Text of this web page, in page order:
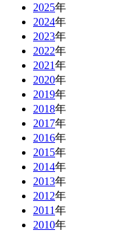
2025年
2024年
2023年
2022年
2021年
2020年
2019年
2018年
2017年
2016年
2015年
2014年
2013年
2012年
2011年
2010年